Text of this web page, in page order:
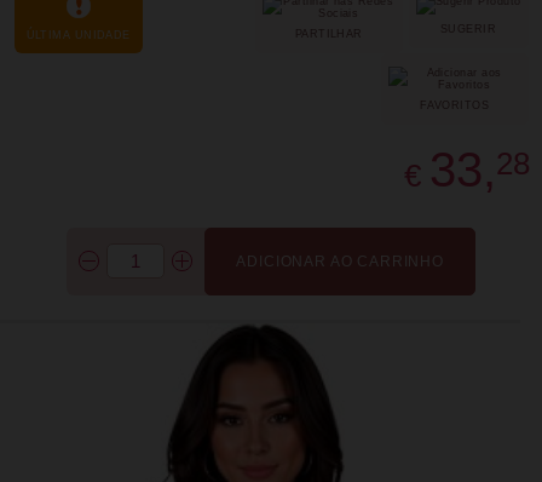
ÚLTIMA UNIDADE SUGERIR
FAVORITOS
€ 33, 28
ADICIONAR AO CARRINHO